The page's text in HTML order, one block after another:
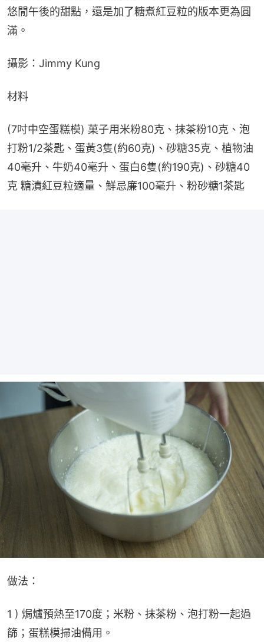
悠閒午後的甜點，還是加了糖煮紅豆粒的版本更為圓
滿。
攝影：Jimmy Kung
材料
(7吋中空蛋糕模) 菓子用米粉80克、抹茶粉10克、泡
打粉1/2茶匙、蛋黃3隻(約60克)、砂糖35克、植物油
40毫升、牛奶40毫升、蛋白6隻(約190克)、砂糖40
克 糖漬紅豆粒適量、鮮忌廉100毫升、粉砂糖1茶匙
做法：
1 ) 焗爐預熱至170度；米粉、抹茶粉、泡打粉一起過
篩；蛋糕模掃油備用。